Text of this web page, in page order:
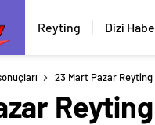
Reyting Dizi
23 Mart Pazar Reyting